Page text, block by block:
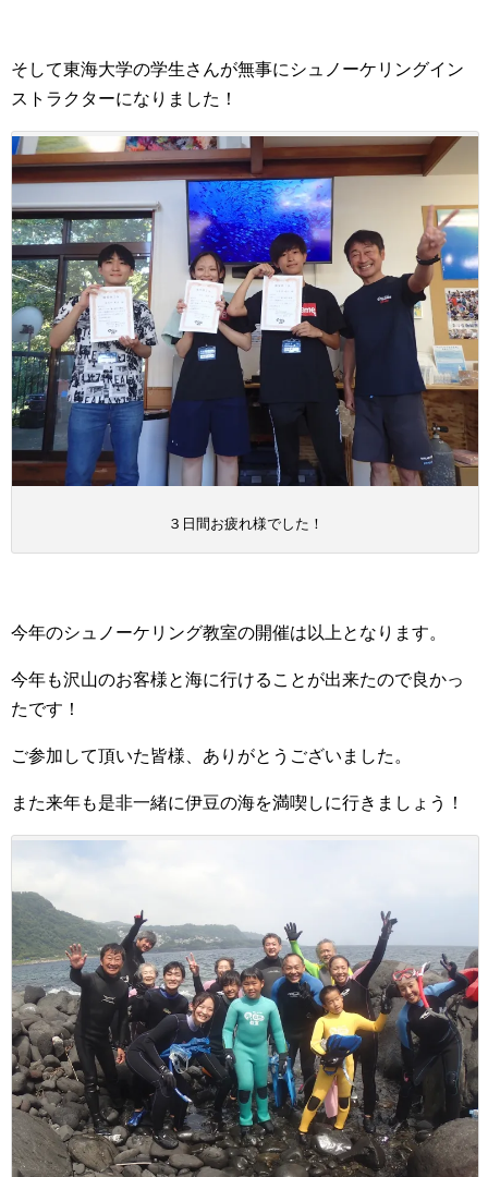
そして東海大学の学生さんが無事にシュノーケリングイン
ストラクターになりました！
３日間お疲れ様でした！
今年のシュノーケリング教室の開催は以上となります。
今年も沢山のお客様と海に行けることが出来たので良かっ
たです！
ご参加して頂いた皆様、ありがとうございました。
また来年も是非一緒に伊豆の海を満喫しに行きましょう！